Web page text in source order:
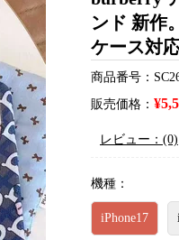
ンド 新作
ケース対応
商品番号：
販売価格：
レビュー：(0)
機種：
iPhone17